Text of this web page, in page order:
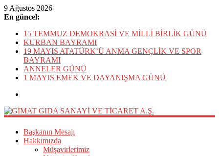
9 Ağustos 2026
En güncel:
15 TEMMUZ DEMOKRASİ VE MİLLİ BİRLİK GÜNÜ
KURBAN BAYRAMI
19 MAYIS ATATÜRK’Ü ANMA GENÇLİK VE SPOR
BAYRAMI
ANNELER GÜNÜ
1 MAYIS EMEK VE DAYANIŞMA GÜNÜ
GİMAT
GIDA
SANAYİ
Başkanın Mesajı
Hakkımızda
Müşavirlerimiz